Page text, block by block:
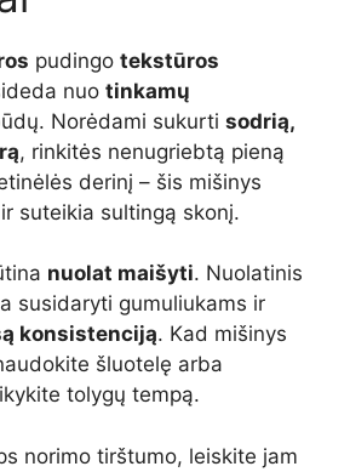
pudingo tekstūros
nuo tinkamų
Norėdami sukurti sodrią,
, rinkitės nenugriebtą pieną
derinį – šis mišinys
suteikia sultingą skonį.
nuolat maišyti. Nuolatinis
susidaryti gumuliukams ir
konsistenciją. Kad mišinys
šluotelę arba
tolygų tempą.
norimo tirštumo, leiskite jam